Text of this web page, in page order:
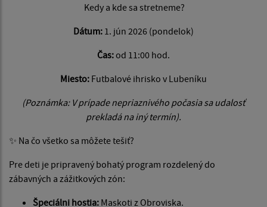
Kedy a kde sa stretneme?
Dátum: 1. jún 2026 (pondelok)
Čas:od 11:00 hod.
Miesto: Futbalové ihrisko v Lubeníku
(Poznámka: V prípade nepriaznivého počasia sa udalosť
prekladá na iný termín).
✨ Na čo všetko sa môžete tešiť?
Pre deti je pripravený bohatý program rozdelený do
zábavných a zážitkových zón:
Špeciálni hostia: Maskoti z Obroviska.